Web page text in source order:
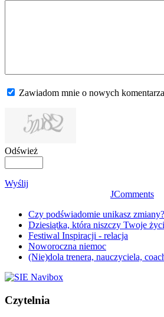
Zawiadom mnie o nowych
Odśwież
Wyślij
JComments
Czy podświadomie unikasz zmiany?
Dziesiątka, która niszczy Twoje
Festiwal Inspiracji - relacja
Noworoczna niemoc
(Nie)dola trenera, nauczyciela,
Czytelnia